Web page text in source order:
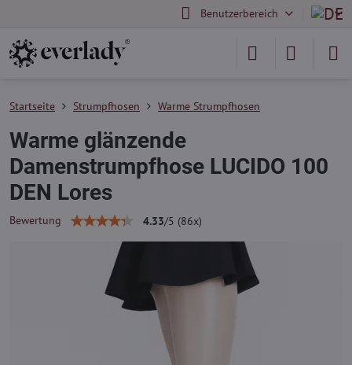
Benutzerbereich
Startseite Strumpfhosen Warme Strumpfhosen
Warme glänzende
Damenstrumpfhose LUCIDO 100
DEN Lores
Bewertung 4.33/5 (86x)